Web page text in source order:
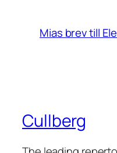
Mias brev till
Cullberg